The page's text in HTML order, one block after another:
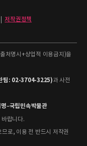
저작권정책
처명시+상업적 이용금지)을
팀: 02-3704-3225)과 사전
–국립민속박물관
랍니다.
로, 이용 전 반드시 저작권